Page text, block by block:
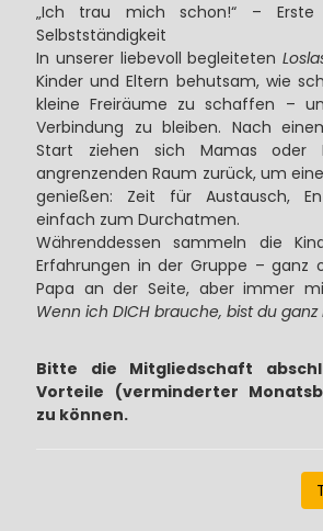
„Ich trau mich schon!“ –
Selbstständigkeit
In unserer liebevoll begleiteten
Kinder und Eltern behutsam, wie
kleine Freiräume zu schaffen –
Verbindung zu bleiben. Nach
Start ziehen sich Mamas oder
angrenzenden Raum zurück, um
genießen: Zeit für Austausch,
einfach zum Durchatmen.
Währenddessen sammeln die
Erfahrungen in der Gruppe – ganz
Papa an der Seite, aber immer
Wenn ich DICH brauche, bist du
Bitte die Mitgliedschaft
Vorteile (verminderter
zu können.